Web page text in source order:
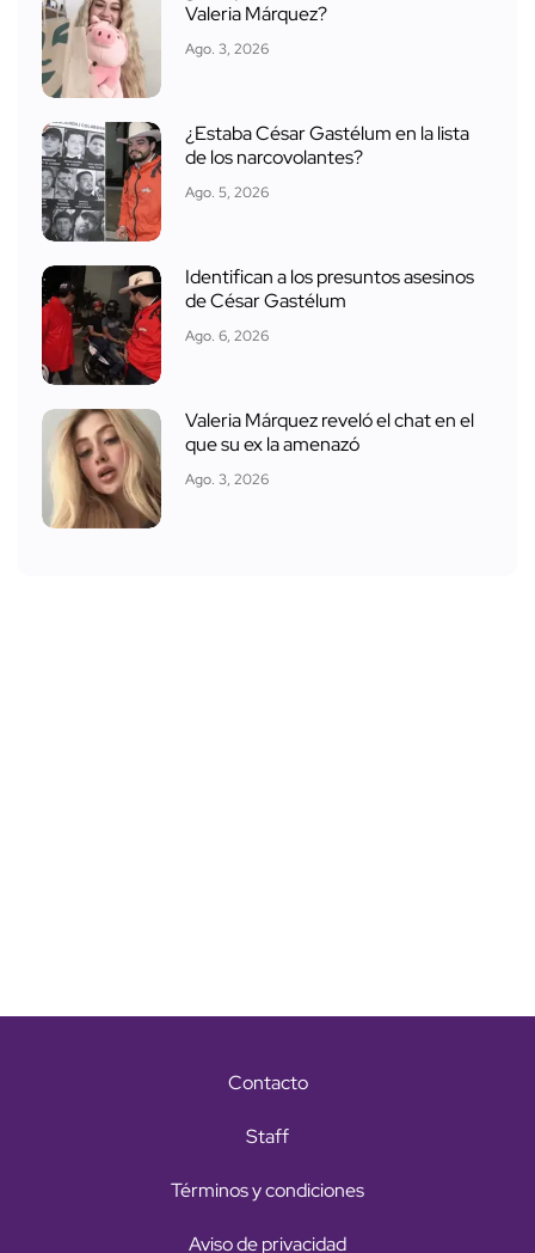
Valeria Márquez?
Ago. 3, 2026
¿Estaba César Gastélum en la lista
de los narcovolantes?
Ago. 5, 2026
Identifican a los presuntos asesinos
de César Gastélum
Ago. 6, 2026
Valeria Márquez reveló el chat en el
que su ex la amenazó
Ago. 3, 2026
Contacto
Staff
Términos y condiciones
Aviso de privacidad